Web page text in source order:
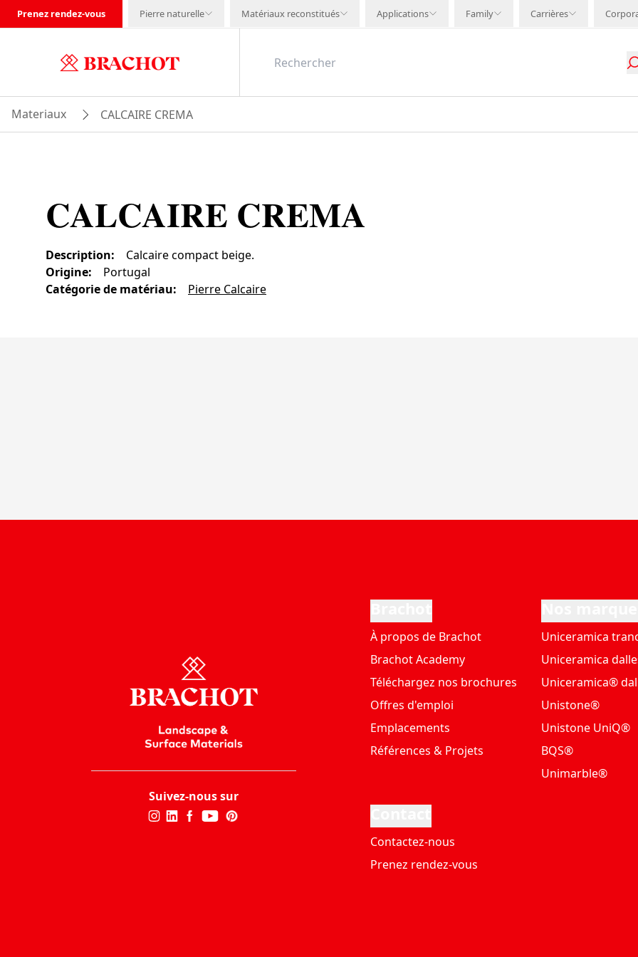
Prenez rendez-vous Pierre naturelle Matériaux reconstitués Applications Family Carrières
Materiaux CALCAIRE CREMA
CALCAIRE CREMA
Description:
Calcaire compact beige.
Origine:
Portugal
Catégorie de matériau: Pierre Calcaire
Suivez-nous sur
À propos de Brachot
Brachot Academy
Téléchargez nos brochures
Offres d'emploi
Emplacements
Références & Projets
Uniceramica
Uniceramica
Uniceramica®
Unistone®
Unistone UniQ®
BQS®
Unimarble®
Contactez-nous
Prenez rendez-vous